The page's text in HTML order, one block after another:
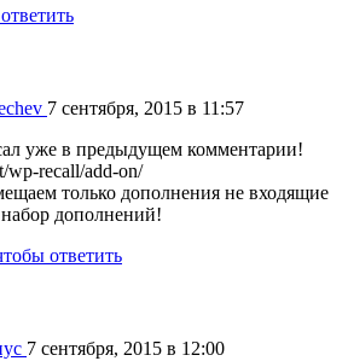
7 сентября, 2015 в 11:57
уже в предыдущем комментарии!
wp-recall/add-on/
только дополнения не входящие
дополнений!
ответить
7 сентября, 2015 в 12:00